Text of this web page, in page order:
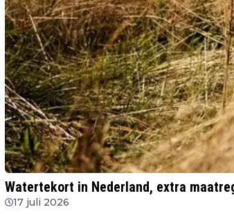
Watertekort in Nederland, extra
17 juli 2026